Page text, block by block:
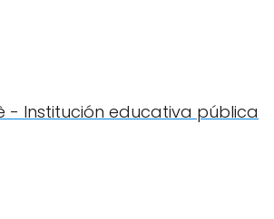
- Institución educativa pública